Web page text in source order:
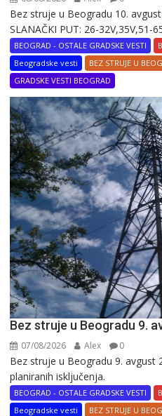
Bez struje u Beogradu 10.
SLANAČKI PUT: 26-32V,35V,51-
BEOGRAD - OSTALE GRADSKE VESTI
Beogradske vesti
BEZ STRUJE U
GRADSKE VESTI BEOGRAD
Bez struje u Beogradu 9.
07/08/2026 Alex 0
Bez struje u Beogradu 9. avgust
planiranih isključenja.
BEOGRAD - OSTALE GRADSKE VESTI
Beogradske vesti
BEZ STRUJE U